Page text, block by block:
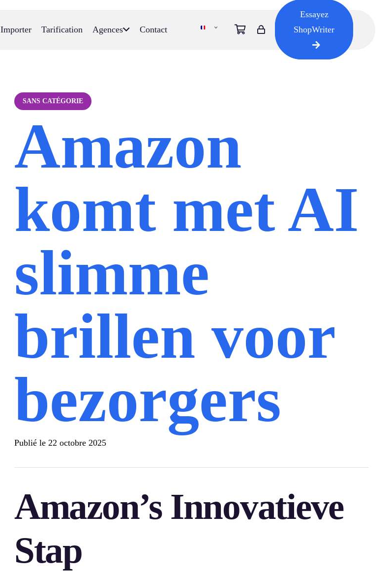
Importer Tarification Agences Contact
Essayez
ShopWriter
SANS CATÉGORIE
Amazon
komt met AI
slimme
brillen voor
bezorgers
Publié le 22 octobre 2025
Amazon’s Innovatieve
Stap